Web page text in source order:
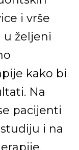
i vrše
u željeni
kako bi
Na
pacijenti
i na